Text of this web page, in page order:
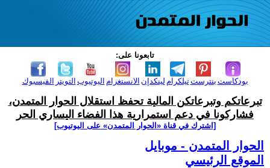
تابعونا على:
الفيسبوك التويتر اليوتيوب الانستغرام لينكدإن تيلكرامبنترست بودكاست
تبرعاتكم وتبرعاتكن المالية تحفظ استقلال الحوار المتمدن،
فشاركونا في دعم استمرارية هذا الفضاء اليساري الحر
[اشترك في قناة ‫«الحوار المتمدن» على اليوتيوب]
الحوار المتمدن - موبايل
الموقع الرئيسي